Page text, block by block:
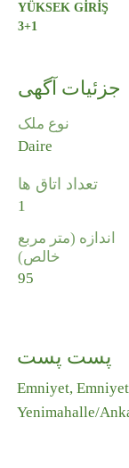
YÜKSEK GİRİŞ
3+1
جزئیات آگهی
نوع ملک
Daire
تعداد اتاق ها
1
اندازه (متر مربع
خالص)
95
پست پست
Emniyet,
Yenimahalle/